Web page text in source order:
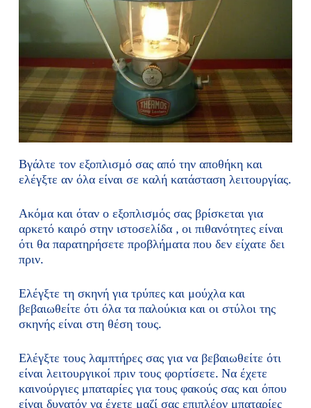
Βγάλτε τον εξοπλισμό σας από την αποθήκη και
ελέγξτε αν όλα είναι σε καλή κατάσταση λειτουργίας.
Ακόμα και όταν ο εξοπλισμός σας βρίσκεται για
αρκετό καιρό στην ιστοσελίδα , οι πιθανότητες είναι
ότι θα παρατηρήσετε προβλήματα που δεν είχατε δει
πριν.
Ελέγξτε τη σκηνή για τρύπες και μούχλα και
βεβαιωθείτε ότι όλα τα παλούκια και οι στύλοι της
σκηνής είναι στη θέση τους.
Ελέγξτε τους λαμπτήρες σας για να βεβαιωθείτε ότι
είναι λειτουργικοί πριν τους φορτίσετε. Να έχετε
καινούργιες μπαταρίες για τους φακούς σας και όπου
είναι δυνατόν να έχετε μαζί σας επιπλέον μπαταρίες